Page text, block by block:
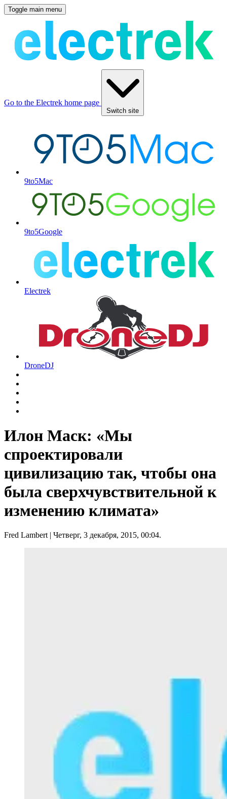
Toggle main menu
Go to the Electrek home page
Switch site
9to5Mac
9to5Google
Electrek
DroneDJ
Илон Маск: «Мы
спроектировали
цивилизацию так, чтобы она
была сверхчувствительной к
изменению климата»
Fred Lambert| Четверг, 3 декабря, 2015, 00:04.